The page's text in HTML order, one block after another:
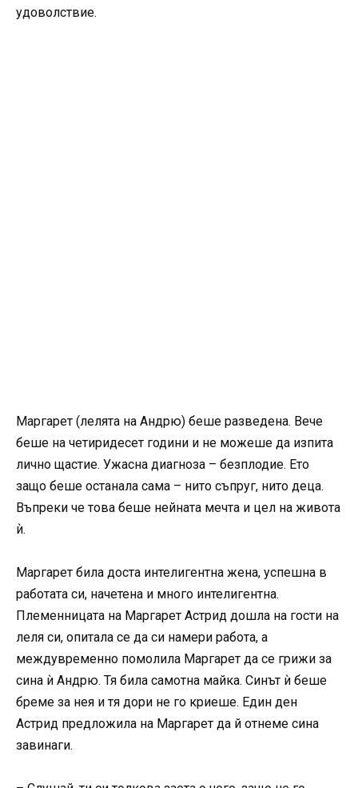
удоволствие.
Маргарет (лелята на Андрю) беше разведена. Вече
беше на четиридесет години и не можеше да изпита
лично щастие. Ужасна диагноза – безплодие. Ето
защо беше останала сама – нито съпруг, нито деца.
Въпреки че това беше нейната мечта и цел на живота
ѝ.
Маргарет била доста интелигентна жена, успешна в
работата си, начетена и много интелигентна.
Племенницата на Маргарет Астрид дошла на гости на
леля си, опитала се да си намери работа, а
междувременно помолила Маргарет да се грижи за
сина ѝ Андрю. Тя била самотна майка. Синът ѝ беше
бреме за нея и тя дори не го криеше. Един ден
Астрид предложила на Маргарет да й отнеме сина
завинаги.